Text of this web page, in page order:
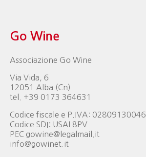
Go Wine
Associazione Go Wine
Via Vida, 6
12051 Alba (Cn)
tel. +39 0173 364631
Codice fiscale e P.IVA: 02809130046
Codice SDI: USAL8PV
PEC gowine@legalmail.it
info@gowinet.it